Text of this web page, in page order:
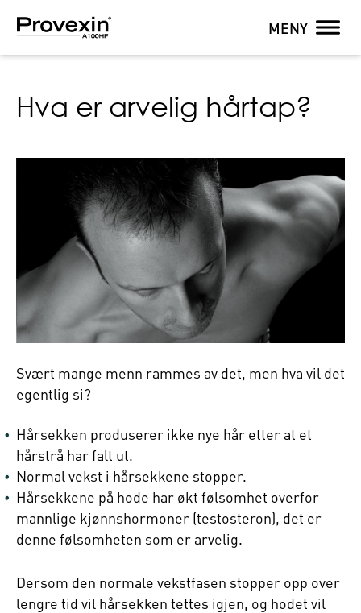
MENY
Hva er arvelig hårtap?
Svært mange menn rammes av det, men hva vil det
egentlig si?
Hårsekken produserer ikke nye hår etter at et
hårstrå har falt ut.
Normal vekst i hårsekkene stopper.
Hårsekkene på hode har økt følsomhet overfor
mannlige kjønnshormoner (testosteron), det er
denne følsomheten som er arvelig.
Dersom den normale vekstfasen stopper opp over
lengre tid vil hårsekken tettes igjen, og hodet vil